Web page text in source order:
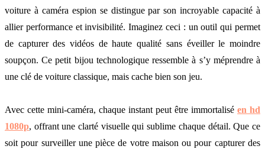
voiture à caméra espion se distingue par son incroyable capacité à
allier performance et invisibilité. Imaginez ceci : un outil qui permet
de capturer des vidéos de haute qualité sans éveiller le moindre
soupçon. Ce petit bijou technologique ressemble à s’y méprendre à
une clé de voiture classique, mais cache bien son jeu.
Avec cette mini-caméra, chaque instant peut être immortalisé en hd
1080p, offrant une clarté visuelle qui sublime chaque détail. Que ce
soit pour surveiller une pièce de votre maison ou pour capturer des